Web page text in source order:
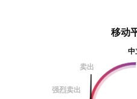
移动
中
卖出
强烈卖出